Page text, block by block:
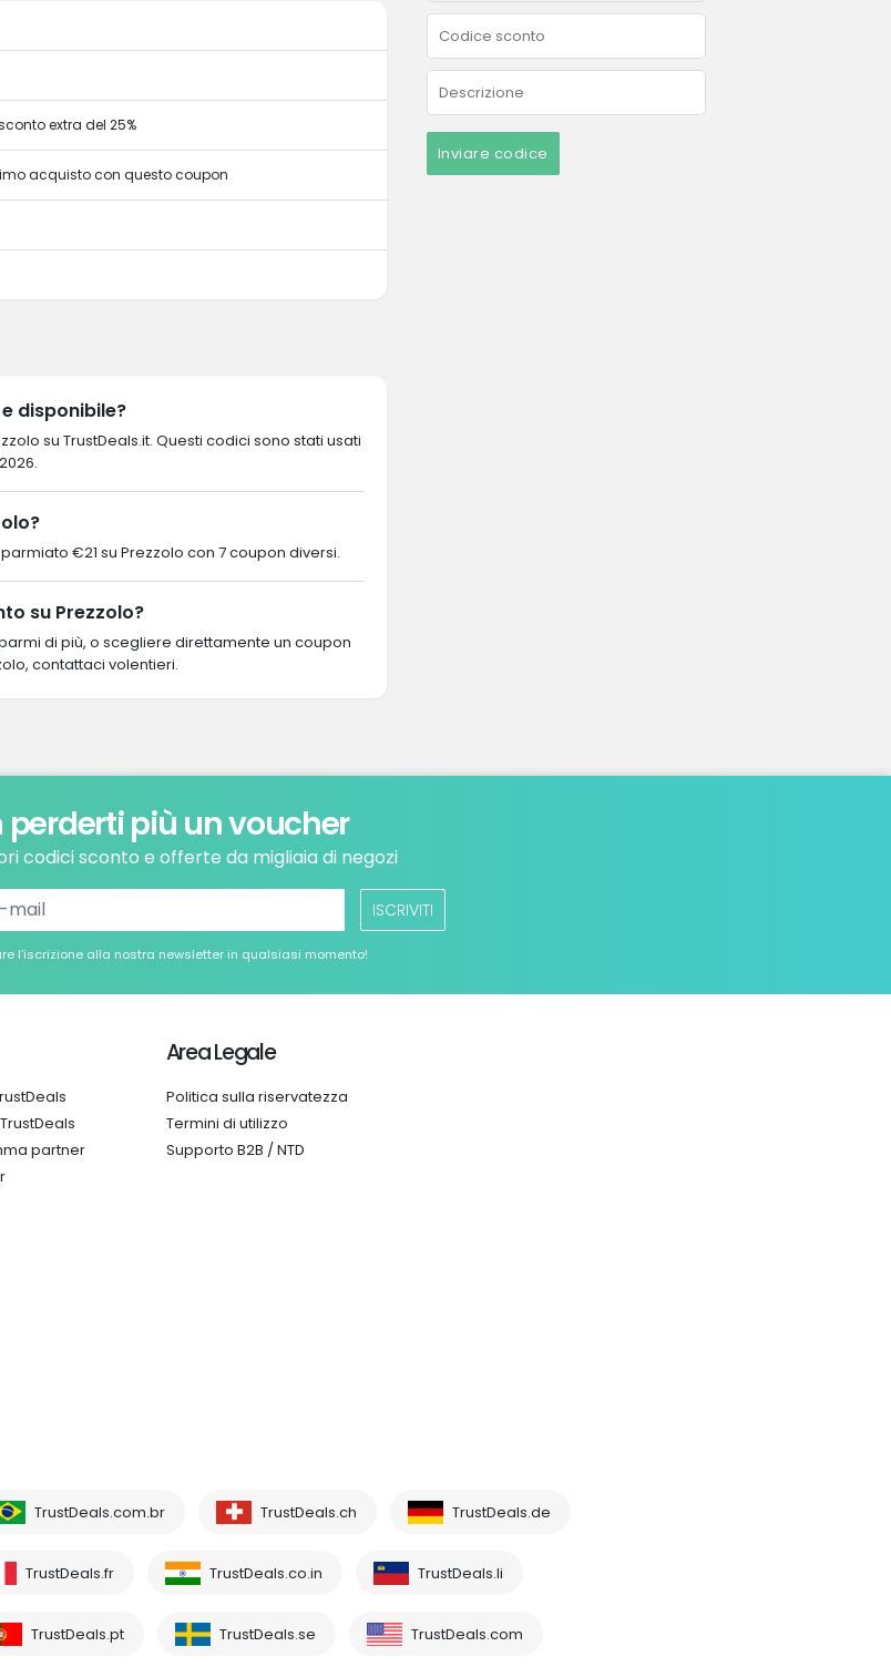
Inviare codice
extra del 25%
acquisto con questo coupon
disponibile?
su TrustDeals.it. Questi codici sono stati usati
€21 su Prezzolo con 7 coupon diversi.
su Prezzolo?
di più, o scegliere direttamente un coupon
contattaci volentieri.
perderti più un voucher
codici sconto e offerte da migliaia di negozi
ISCRIVITI
l’iscrizione alla nostra newsletter in qualsiasi momento!
partner
Area Legale
Politica sulla riservatezza
Termini di utilizzo
Supporto B2B / NTD
TrustDeals.com.br TrustDeals.ch TrustDeals.de
TrustDeals.fr TrustDeals.co.in TrustDeals.li
TrustDeals.pt TrustDeals.se TrustDeals.com